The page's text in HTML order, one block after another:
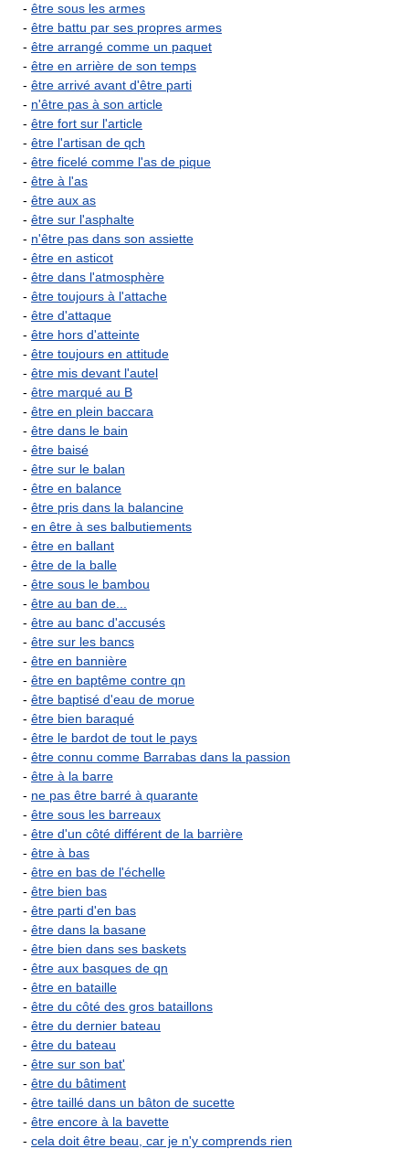
- être sous les armes
- être battu par ses propres armes
- être arrangé comme un paquet
- être en arrière de son temps
- être arrivé avant d'être parti
- n'être pas à son article
- être fort sur l'article
- être l'artisan de qch
- être ficelé comme l'as de pique
- être à l'as
- être aux as
- être sur l'asphalte
- n'être pas dans son assiette
- être en asticot
- être dans l'atmosphère
- être toujours à l'attache
- être d'attaque
- être hors d'atteinte
- être toujours en attitude
- être mis devant l'autel
- être marqué au B
- être en plein baccara
- être dans le bain
- être baisé
- être sur le balan
- être en balance
- être pris dans la balancine
- en être à ses balbutiements
- être en ballant
- être de la balle
- être sous le bambou
- être au ban de...
- être au banc d'accusés
- être sur les bancs
- être en bannière
- être en baptême contre qn
- être baptisé d'eau de morue
- être bien baraqué
- être le bardot de tout le pays
- être connu comme Barrabas dans la passion
- être à la barre
- ne pas être barré à quarante
- être sous les barreaux
- être d'un côté différent de la barrière
- être à bas
- être en bas de l'échelle
- être bien bas
- être parti d'en bas
- être dans la basane
- être bien dans ses baskets
- être aux basques de qn
- être en bataille
- être du côté des gros bataillons
- être du dernier bateau
- être du bateau
- être sur son bat'
- être du bâtiment
- être taillé dans un bâton de sucette
- être encore à la bavette
- cela doit être beau, car je n'y comprends rien